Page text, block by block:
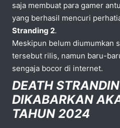
saja membuat para gamer
yang berhasil mencuri
Stranding 2.
Meskipun belum diumumkan
tersebut rilis, namun baru-
sengaja bocor di internet.
DEATH
DIKABARKAN
TAHUN 2024